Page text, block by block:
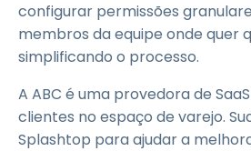
configurar permissões
membros da equipe onde quer
simplificando o processo.
A ABC é uma provedora de
clientes no espaço de varejo.
Splashtop para ajudar a